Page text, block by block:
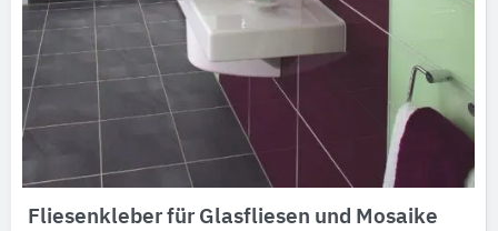
Fliesenkleber für Glasfliesen und Mosaike